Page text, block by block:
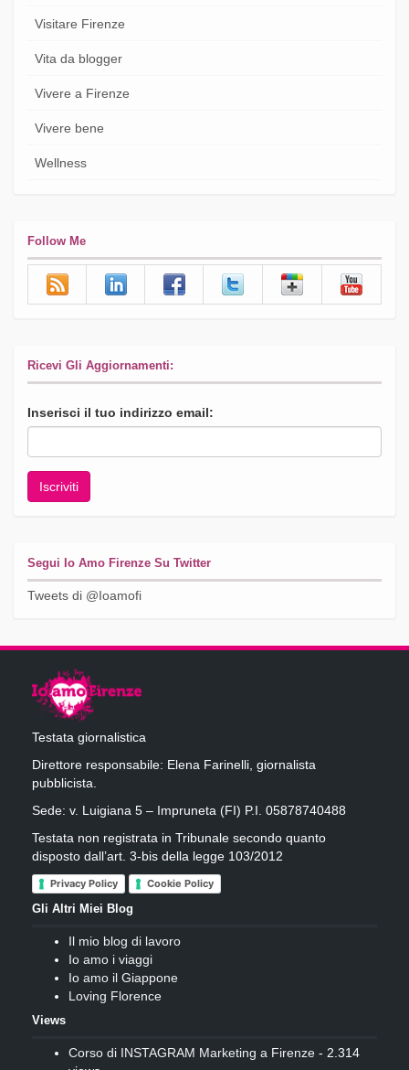
Visitare Firenze
Vita da blogger
Vivere a Firenze
Vivere bene
Wellness
Follow Me
Ricevi Gli Aggiornamenti:
Inserisci il tuo indirizzo email:
Segui Io Amo Firenze Su Twitter
Tweets di @Ioamofi
Testata giornalistica
Direttore responsabile: Elena Farinelli, giornalista
pubblicista.
Sede: v. Luigiana 5 – Impruneta (FI) P.I. 05878740488
Testata non registrata in Tribunale secondo quanto
disposto dall’art. 3-bis della legge 103/2012
Privacy Policy Cookie Policy
Gli Altri Miei Blog
Il mio blog di lavoro
Io amo i viaggi
Io amo il Giappone
Loving Florence
Views
Corso di INSTAGRAM Marketing a Firenze - 2.314